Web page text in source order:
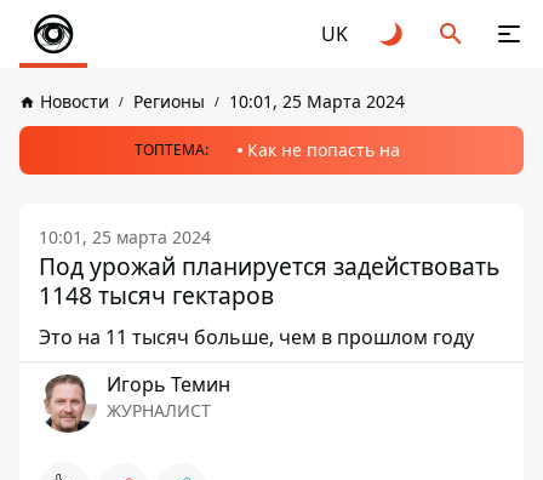
UK
Новости Регионы 10:01, 25 Марта 2024
ТОПТЕМА: Как не попасть на
10:01, 25 марта 2024
Под урожай планируется задействовать
1148 тысяч гектаров
Это на 11 тысяч больше, чем в прошлом году
Игорь Темин
ЖУРНАЛИСТ